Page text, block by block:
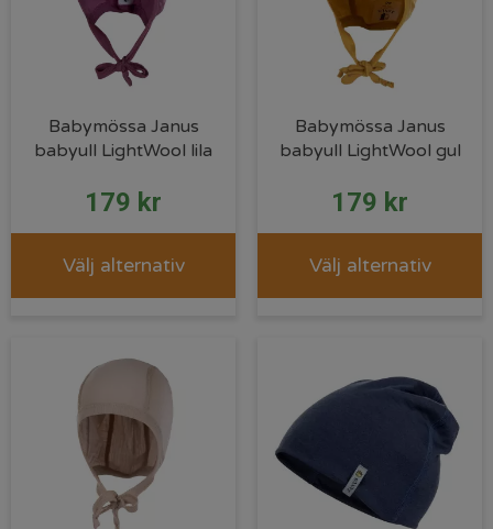
Babymössa Janus
babyull LightWool lila
179 kr
Välj alternativ
Babymössa Janus
babyull LightWool gul
179 kr
Välj alternativ